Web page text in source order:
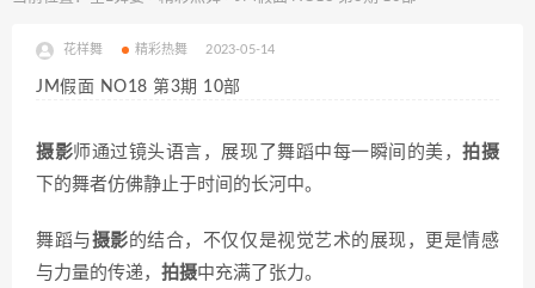
花样舞 精彩热舞 2023-05-14
JM假面 NO18 第3期 10部
摄影师通过镜头语言，展现了舞蹈中每一瞬间的美，拍摄
下的舞者仿佛静止于时间的长河中。
舞蹈与摄影 的结合，不仅仅是视觉艺术的展现，更是情感
与力量的传递， 拍摄中充满了张力。